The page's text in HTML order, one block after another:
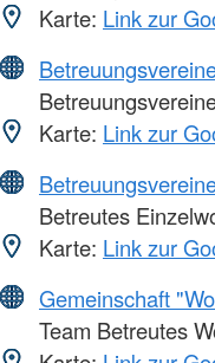
Karte: Link zur
Karte: Link zur
Betreutes
Karte: Link zur
Gemeinschaft
Team Betreutes